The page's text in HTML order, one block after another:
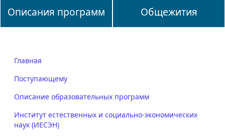
Описания программ Общежития
Главная
Поступающему
Описание образовательных программ
Институт естественных и социально-экономических
наук (ИЕСЭН)